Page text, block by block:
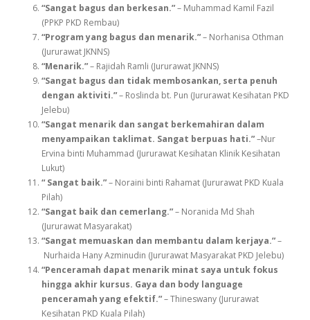
“Sangat bagus dan berkesan.”– Muhammad Kamil Fazil
(PPKP PKD Rembau)
“Program yang bagus dan menarik.”– Norhanisa Othman
(Jururawat JKNNS)
“Menarik.”– Rajidah Ramli (Jururawat JKNNS)
“Sangat bagus dan tidak membosankan, serta penuh
dengan aktiviti.”– Roslinda bt. Pun (Jururawat Kesihatan PKD
Jelebu)
“Sangat menarik dan sangat berkemahiran dalam
menyampaikan taklimat. Sangat berpuas hati.”–Nur
Ervina binti Muhammad (Jururawat Kesihatan Klinik Kesihatan
Lukut)
“ Sangat baik.”– Noraini binti Rahamat (Jururawat PKD Kuala
Pilah)
“Sangat baik dan cemerlang.”– Noranida Md Shah
(Jururawat Masyarakat)
“Sangat memuaskan dan membantu dalam kerjaya.”–
Nurhaida Hany Azminudin (Jururawat Masyarakat PKD Jelebu)
“Penceramah dapat menarik minat saya untuk fokus
hingga akhir kursus. Gaya dan body language
penceramah yang efektif.”– Thineswany (Jururawat
Kesihatan PKD Kuala Pilah)